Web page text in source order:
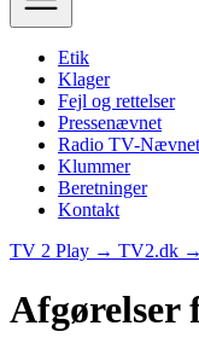
Etik
Klager
Fejl og rettelser
Pressenævnet
Radio TV-Nævnet
Klummer
Beretninger
Kontakt
TV 2 Play → TV2.dk →
Afgørelser